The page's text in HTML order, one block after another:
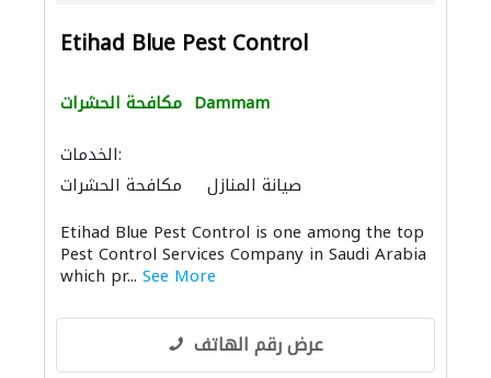
Etihad Blue Pest Control
مكافحة الحشرات Dammam
الخدمات:
مكافحة الحشرات
صيانة المنازل
حدّاد أقفال الأشغال الصحية والسباكة
الصيانة الكهربائية أمن المنازل
خدمات النقل
Etihad Blue Pest Control is one among the top
Pest Control Services Company in Saudi Arabia
which pr... See More
عرض رقم الهاتف